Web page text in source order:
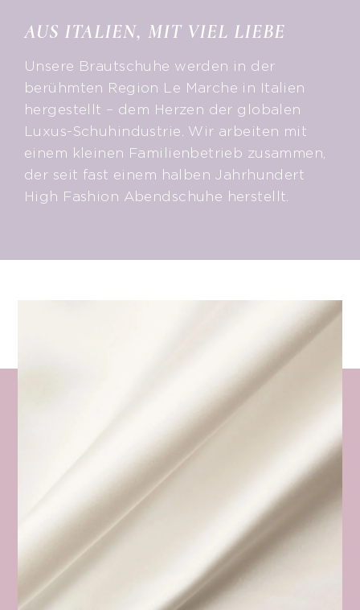
AUS ITALIEN, MIT VIEL LIEBE
Unsere Brautschuhe werden in der
berühmten Region Le Marche in Italien
hergestellt – dem Herzen der globalen
Luxus-Schuhindustrie. Wir arbeiten mit
einem kleinen Familienbetrieb zusammen,
der seit fast einem halben Jahrhundert
High Fashion Abendschuhe herstellt.